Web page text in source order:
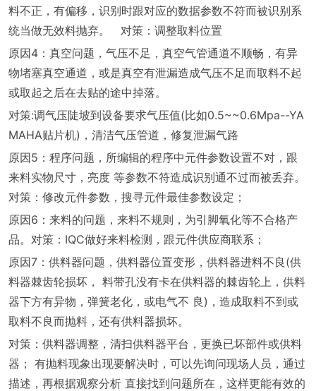
料不正，有偏移，识别时跟对应的数据参数不符而被识别系
统当做无效料抛弃。 对策：调整取料位置
原因4：真空问题，气压不足，真空气管通道不顺畅，有异
物堵塞真空通道，或是真空有泄漏造成气压不足而取料不起
或取起之后在去贴的途中掉落。
对策:调气压陡坡到设备要求气压值(比如0.5~~0.6Mpa--YA
MAHA贴片机)，清洁气压管道，修复泄漏气路
原因5：程序问题，所编辑的程序中元件参数设置不对，跟
来料实物尺寸，亮度 等参数不符造成识别通不过而被丢弃。
对策：修改元件参数，搜寻元件最佳参数设定；
原因6：来料的问题，来料不规则，为引脚氧化等不合格产
品。对策：IQC做好来料检测，跟元件供应商联系；
原因7：供料器问题，供料器位置变形，供料器进料不良(供
料器棘齿轮损坏， 料带孔没有卡在供料器的棘齿轮上，供料
器下方有异物，弹簧老化，或电气不 良)，造成取料不到或
取料不良而抛料，还有供料器损坏。
对策：供料器调整，清扫供料器平台，更换已坏部件或供料
器； 有抛料现象出现要解决时，可以先询问现场人员，通过
描述，再根据观察分析 直接找到问题所在，这样更能有效的